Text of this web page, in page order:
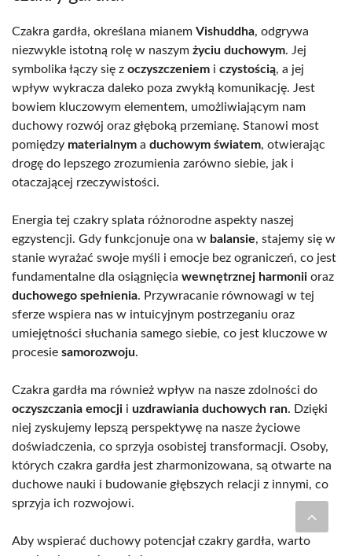
Czakra gardła, określana mianem Vishuddha, odgrywa
niezwykle istotną rolę w naszym życiu duchowym. Jej
symbolika łączy się z oczyszczeniem i czystością, a jej
wpływ wykracza daleko poza zwykłą komunikację. Jest
bowiem kluczowym elementem, umożliwiającym nam
duchowy rozwój oraz głęboką przemianę. Stanowi most
pomiędzy materialnym a duchowym światem, otwierając
drogę do lepszego zrozumienia zarówno siebie, jak i
otaczającej rzeczywistości.
Energia tej czakry splata różnorodne aspekty naszej
egzystencji. Gdy funkcjonuje ona w balansie, stajemy się w
stanie wyrażać swoje myśli i emocje bez ograniczeń, co jest
fundamentalne dla osiągnięcia wewnętrznej harmonii oraz
duchowego spełnienia. Przywracanie równowagi w tej
sferze wspiera nas w intuicyjnym postrzeganiu oraz
umiejętności słuchania samego siebie, co jest kluczowe w
procesie samorozwoju.
Czakra gardła ma również wpływ na nasze zdolności do
oczyszczania emocji i uzdrawiania duchowych ran. Dzięki
niej zyskujemy lepszą perspektywę na nasze życiowe
doświadczenia, co sprzyja osobistej transformacji. Osoby,
których czakra gardła jest zharmonizowana, są otwarte na
duchowe nauki i budowanie głębszych relacji z innymi, co
sprzyja ich rozwojowi.
Aby wspierać duchowy potencjał czakry gardła, warto